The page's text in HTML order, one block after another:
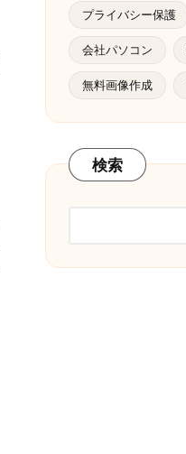
プライバシー保護
会社パソコン
無料画像作成
検索